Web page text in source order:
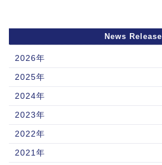
News Release
2026年
2025年
2024年
2023年
2022年
2021年